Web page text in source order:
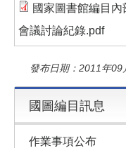
國家圖書館編目
會議討論紀錄.pdf
發布日期：2011年
國圖編目訊息
作業事項公布